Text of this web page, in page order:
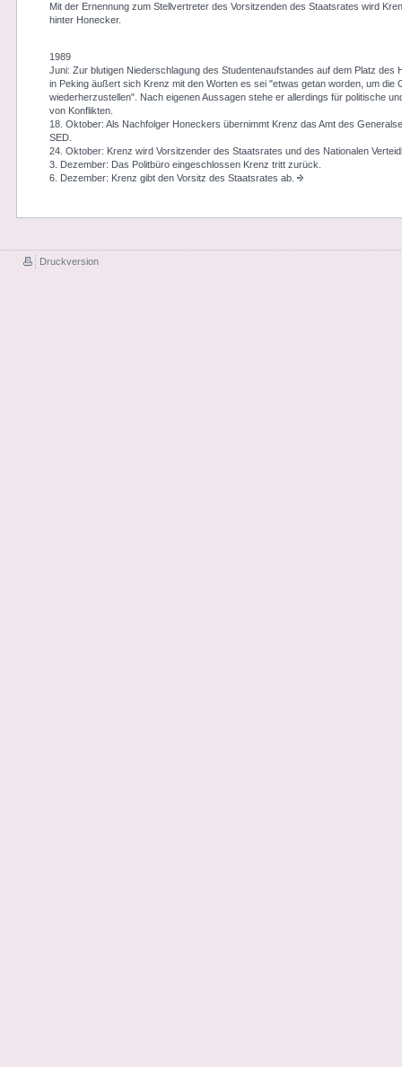
Mit der Ernennung zum Stellvertreter des Vorsitzenden des Staatsrates wird
hinter Honecker.
1989
Juni: Zur blutigen Niederschlagung des Studentenaufstandes auf dem Platz des
in Peking äußert sich Krenz mit den Worten es sei "etwas getan worden, um die
wiederherzustellen". Nach eigenen Aussagen stehe er allerdings für politische
von Konflikten.
18. Oktober: Als Nachfolger Honeckers übernimmt Krenz das Amt des
SED.
24. Oktober: Krenz wird Vorsitzender des Staatsrates und des Nationalen
3. Dezember: Das Politbüro eingeschlossen Krenz tritt zurück.
6. Dezember: Krenz gibt den Vorsitz des Staatsrates ab.
Druckversion